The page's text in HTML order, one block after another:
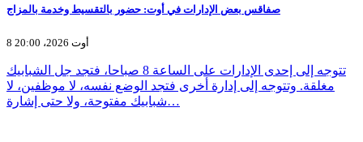
صفاقس بعض الإدارات في أوت: حضور بالتقسيط وخدمة بالمزاج
8 أوت 2026، 20:00
تتوجه إلى إحدى الإدارات على الساعة 8 صباحا، فتجد جل الشبابيك
مغلقة. وتتوجه إلى إدارة أخرى فتجد الوضع نفسه، لا موظفين، لا
شبابيك مفتوحة، ولا حتى إشارة…